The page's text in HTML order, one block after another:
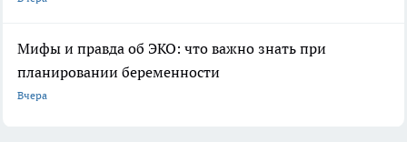
Мифы и правда об ЭКО: что важно знать при
планировании беременности
Вчера